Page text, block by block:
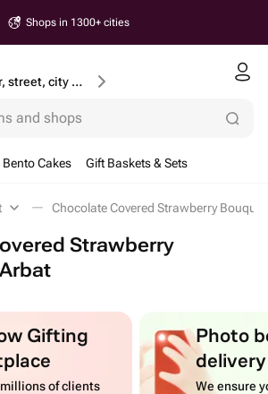
Shops in 1300+ cities
House number, street, city or postcode
and shops
Bento Cakes Gift Baskets & Sets
Chocolate Covered Strawberry
Strawberry
Gifting
of clients
Photo
delivery
We ensure